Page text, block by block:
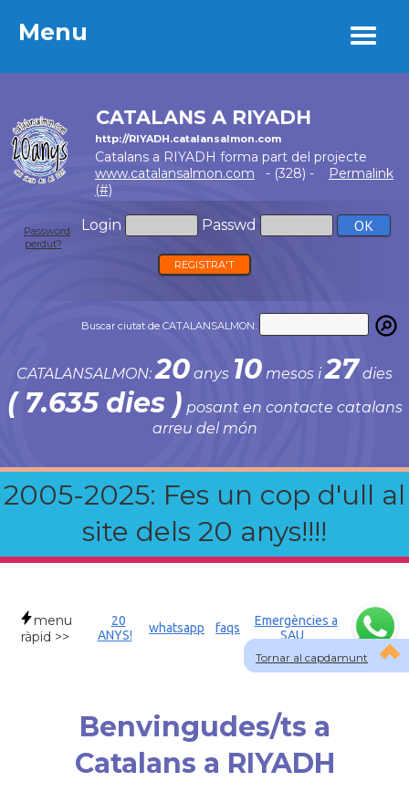
Menu
CATALANS A RIYADH
http://RIYADH.catalansalmon.com
Catalans a RIYADH forma part del projecte
www.catalansalmon.com - (328) -
Permalink
(#)
Login Passwd
Password
perdut?
REGISTRA'T
Buscar ciutat de CATALANSALMON:
CATALANSALMON:20 anys 10 mesos i27 dies
( 7.635 dies ) posant en contacte catalans
arreu del món
2005-2025: Fes un cop d'ull al
site dels 20 anys!!!!
Menu
Tornar al capdamunt
menu
ràpid >>
20
ANYS!
whatsapp faqs
Emergències a
SAU
Benvingudes/ts a
Catalans a RIYADH